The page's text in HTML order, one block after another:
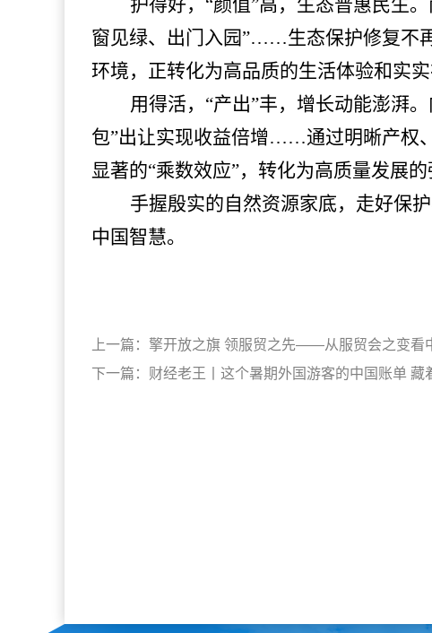
护得好， “颜值”高，生态普惠民生
窗见绿、出门入园”……生态保护修复不
环境，正转化为高品质的生活体验和实
用得活， “产出”丰，增长动能澎湃
包”出让实现收益倍增……通过明晰产权
显著的“乘数效应”，转化为高质量发展的
手握殷实的自然资源家底，走好保
中国智慧。
上一篇： 擎开放之旗 领服贸之先——从服贸会之变看
下一篇： 财经老王丨这个暑期外国游客的中国账单 藏